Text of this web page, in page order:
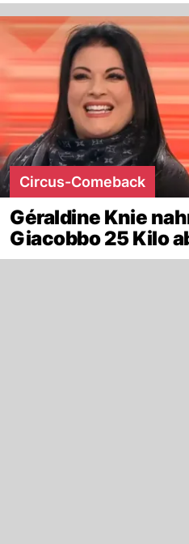
Circus-Comeback
Géraldine Knie
Giacobbo 25 Kilo